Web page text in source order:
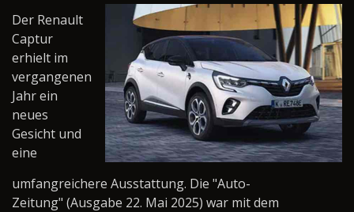
Der Renault
Captur
erhielt im
vergangenen
Jahr ein
neues
Gesicht und
eine
umfangreichere Ausstattung. Die "Auto-
Zeitung" (Ausgabe 22. Mai 2025) war mit dem